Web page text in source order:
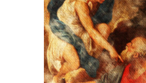
AGGIUNGI AL CARRELLO